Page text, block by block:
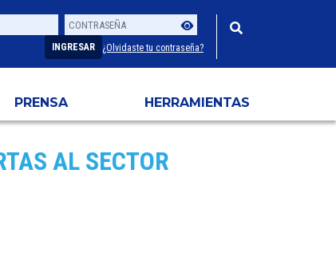
Usuario
Contraseña
INGRESAR ¿Olvidaste tu contraseña?
PRENSA HERRAMIENTAS
AL SECTOR